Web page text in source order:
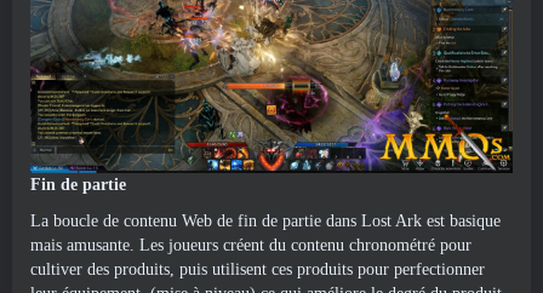
Fin de partie
La boucle de contenu Web de fin de partie dans Lost Ark est basique
mais amusante. Les joueurs créent du contenu chronométré pour
cultiver des produits, puis utilisent ces produits pour perfectionner